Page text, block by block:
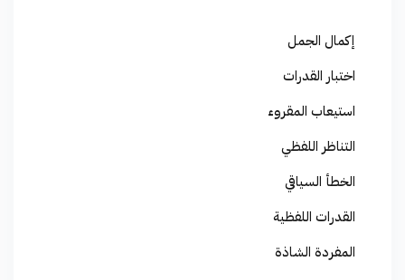
إكمال الجمل
اختبار القدرات
استيعاب المقروء
التناظر اللفظي
الخطأ السياقي
القدرات اللفظية
المفردة الشاذة